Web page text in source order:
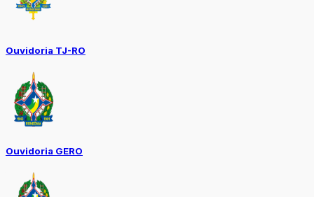
Ouvidoria TJ-RO
Ouvidoria GERO